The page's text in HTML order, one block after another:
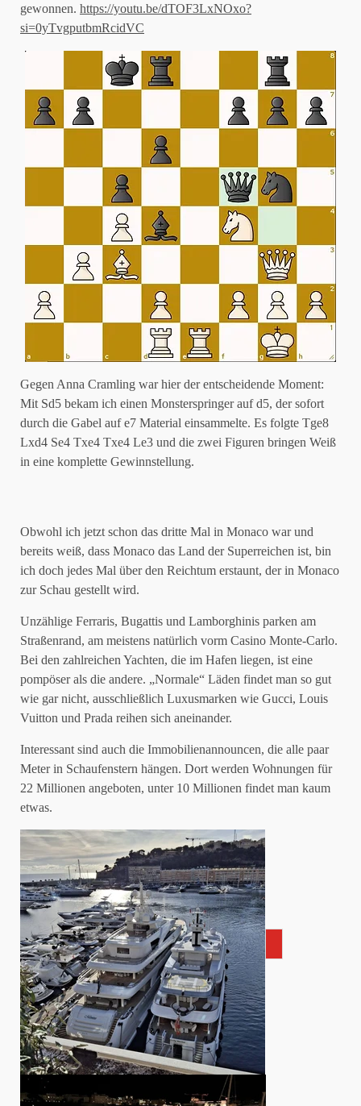
gewonnen. https://youtu.be/dTOF3LxNOxo?
si=0yTvgputbmRcidVC
Gegen Anna Cramling war hier der entscheidende Moment:
Mit Sd5 bekam ich einen Monsterspringer auf d5, der sofort
durch die Gabel auf e7 Material einsammelte. Es folgte Tge8
Lxd4 Se4 Txe4 Txe4 Le3 und die zwei Figuren bringen Weiß
in eine komplette Gewinnstellung.
Obwohl ich jetzt schon das dritte Mal in Monaco war und
bereits weiß, dass Monaco das Land der Superreichen ist, bin
ich doch jedes Mal über den Reichtum erstaunt, der in Monaco
zur Schau gestellt wird.
Unzählige Ferraris, Bugattis und Lamborghinis parken am
Straßenrand, am meistens natürlich vorm Casino Monte-Carlo.
Bei den zahlreichen Yachten, die im Hafen liegen, ist eine
pompöser als die andere. „Normale“ Läden findet man so gut
wie gar nicht, ausschließlich Luxusmarken wie Gucci, Louis
Vuitton und Prada reihen sich aneinander.
Interessant sind auch die Immobilienannouncen, die alle paar
Meter in Schaufenstern hängen. Dort werden Wohnungen für
22 Millionen angeboten, unter 10 Millionen findet man kaum
etwas.